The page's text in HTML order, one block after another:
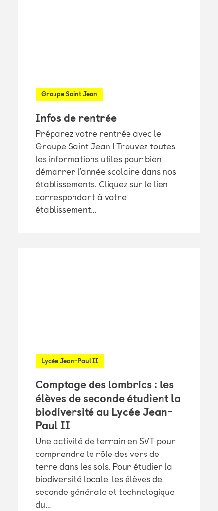
Groupe Saint Jean
Infos de rentrée
Préparez votre rentrée avec le
Groupe Saint Jean ! Trouvez toutes
les informations utiles pour bien
démarrer l’année scolaire dans nos
établissements. Cliquez sur le lien
correspondant à votre
établissement…
Lycée Jean-Paul II
Comptage des lombrics : les
élèves de seconde étudient la
biodiversité au Lycée Jean-
Paul II
Une activité de terrain en SVT pour
comprendre le rôle des vers de
terre dans les sols. Pour étudier la
biodiversité locale, les élèves de
seconde générale et technologique
du…